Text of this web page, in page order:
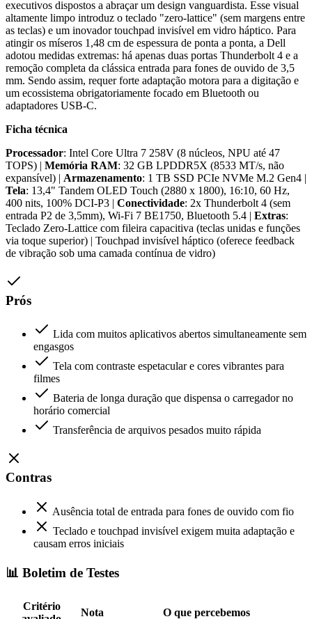
executivos dispostos a abraçar um design vanguardista. Esse visual
altamente limpo introduz o teclado "zero-lattice" (sem margens entre
as teclas) e um inovador touchpad invisível em vidro háptico. Para
atingir os míseros 1,48 cm de espessura de ponta a ponta, a Dell
adotou medidas extremas: há apenas duas portas Thunderbolt 4 e a
remoção completa da clássica entrada para fones de ouvido de 3,5
mm. Sendo assim, requer forte adaptação motora para a digitação e
um ecossistema obrigatoriamente focado em Bluetooth ou
adaptadores USB-C.
Ficha técnica
Processador: Intel Core Ultra 7 258V (8 núcleos, NPU até 47
TOPS) | Memória RAM: 32 GB LPDDR5X (8533 MT/s, não
expansível) | Armazenamento: 1 TB SSD PCIe NVMe M.2 Gen4 |
Tela: 13,4" Tandem OLED Touch (2880 x 1800), 16:10, 60 Hz,
400 nits, 100% DCI-P3 | Conectividade: 2x Thunderbolt 4 (sem
entrada P2 de 3,5mm), Wi-Fi 7 BE1750, Bluetooth 5.4 | Extras:
Teclado Zero-Lattice com fileira capacitiva (teclas unidas e funções
via toque superior) | Touchpad invisível háptico (oferece feedback
de vibração sob uma camada contínua de vidro)
Prós
Lida com muitos aplicativos abertos simultaneamente sem
engasgos
Tela com contraste espetacular e cores vibrantes para
filmes
Bateria de longa duração que dispensa o carregador no
horário comercial
Transferência de arquivos pesados muito rápida
Contras
Ausência total de entrada para fones de ouvido com fio
Teclado e touchpad invisível exigem muita adaptação e
causam erros iniciais
📊 Boletim de Testes
Critério
Nota O que percebemos